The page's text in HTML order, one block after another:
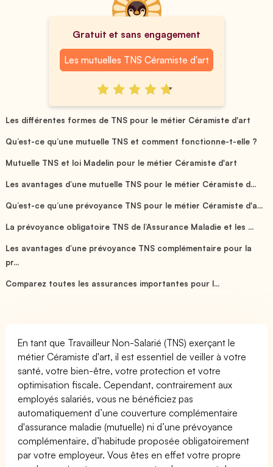
Gratuit et sans engagement
Les mutuelles TNS Céramiste d'art
Les différentes formes de TNS pour le métier Céramiste d'art
Qu’est-ce qu’une mutuelle TNS et comment fonctionne-t-elle ?
Mutuelle TNS et loi Madelin pour le métier Céramiste d'art
Les avantages d’une mutuelle TNS pour le métier Céramiste d...
Qu’est-ce qu’une prévoyance TNS pour le métier Céramiste d'a...
La prévoyance obligatoire TNS de l’Assurance Maladie et les ...
Les avantages d’une prévoyance TNS complémentaire pour la
pr...
Comparez toutes les assurances importantes pour l...
En tant que Travailleur Non-Salarié (TNS) exerçant le
métier Céramiste d'art, il est essentiel de veiller à votre
santé, votre bien-être, votre protection et votre
optimisation fiscale. Cependant, contrairement aux
employés salariés, vous ne bénéficiez pas
automatiquement d’une couverture complémentaire
d'assurance maladie (mutuelle) ni d’une prévoyance
complémentaire, d’habitude proposée obligatoirement
par votre employeur. Vous êtes en effet votre propre